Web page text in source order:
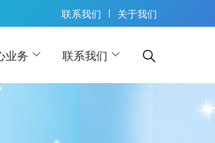
联系我们 关于我们
业务 联系我们